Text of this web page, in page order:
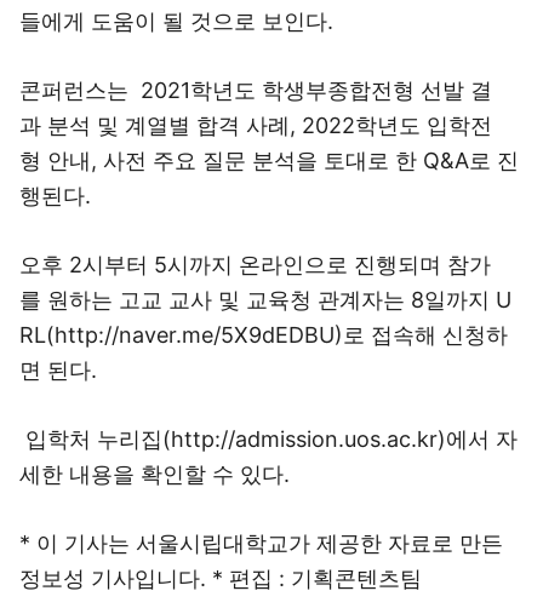
들에게 도움이 될 것으로 보인다.
콘퍼런스는 2021학년도 학생부종합전형 선발 결
과 분석 및 계열별 합격 사례, 2022학년도 입학전
형 안내, 사전 주요 질문 분석을 토대로 한 Q&A로 진
행된다.
오후 2시부터 5시까지 온라인으로 진행되며 참가
를 원하는 고교 교사 및 교육청 관계자는 8일까지 U
RL(http://naver.me/5X9dEDBU)로 접속해 신청하
면 된다.
입학처 누리집(http://admission.uos.ac.kr)에서 자
세한 내용을 확인할 수 있다.
* 이 기사는 서울시립대학교가 제공한 자료로 만든
정보성 기사입니다. * 편집 : 기획콘텐츠팀